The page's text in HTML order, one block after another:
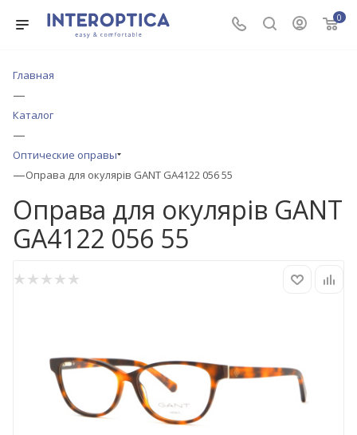
0
Главная
—
Каталог
—
Оптические оправы
—Оправа для окулярів GANT GA4122 056 55
Оправа для окулярів GANT
GA4122 056 55